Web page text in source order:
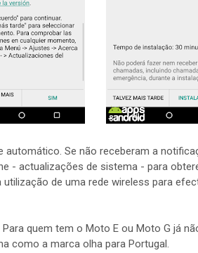
Se não receberam a
- actualizações de sistema - para
de uma rede wireless para
quem tem o Moto E ou Moto G já
como a marca olha para Portugal.